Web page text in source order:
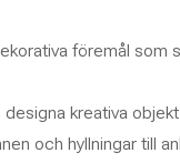
föremål som
kreativa
och hyllningar till